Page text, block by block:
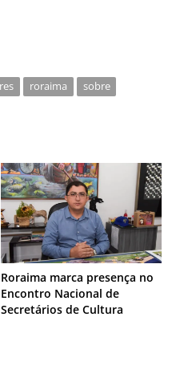
roraima sobre
Roraima marca presença no
Encontro Nacional de
Secretários de Cultura